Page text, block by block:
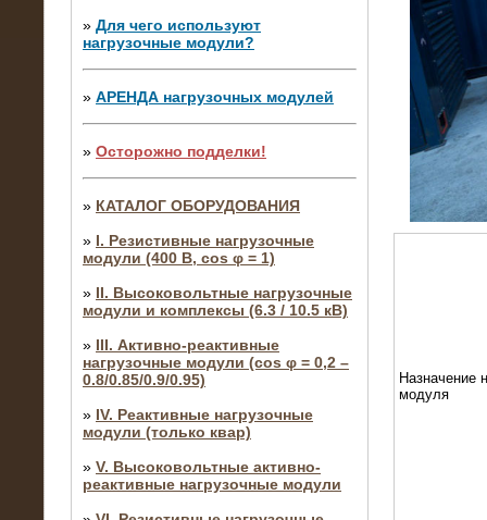
» Для чего используют
нагрузочные модули?
» АРЕНДА нагрузочных модулей
» Осторожно подделки!
» КАТАЛОГ ОБОРУДОВАНИЯ
» I. Резистивные нагрузочные
модули (400 В, cos φ = 1)
» II. Высоковольтные нагрузочные
модули и комплексы (6.3 / 10.5 кВ)
» III. Активно-реактивные
нагрузочные модули (cos φ = 0,2 –
0.8/0.85/0.9/0.95)
» IV. Реактивные нагрузочные
модули (только квар)
» V. Высоковольтные активно-
реактивные нагрузочные модули
Назначение
модуля